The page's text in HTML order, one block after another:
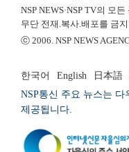
NSP NEWS·NSP TV의 모
무단 전재.복사.배포를 금
ⓒ 2006. NSP NEWS
한국어 English 日本語
NSP통신 주요 뉴스는
제공됩니다.